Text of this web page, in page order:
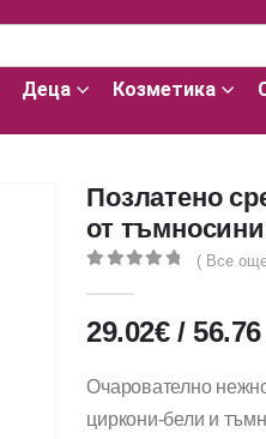
Деца Козметика
Позлатено
от
( Все
29.02€ /
Очарователно
циркони-бели и